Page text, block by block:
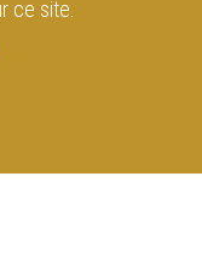
ce site.